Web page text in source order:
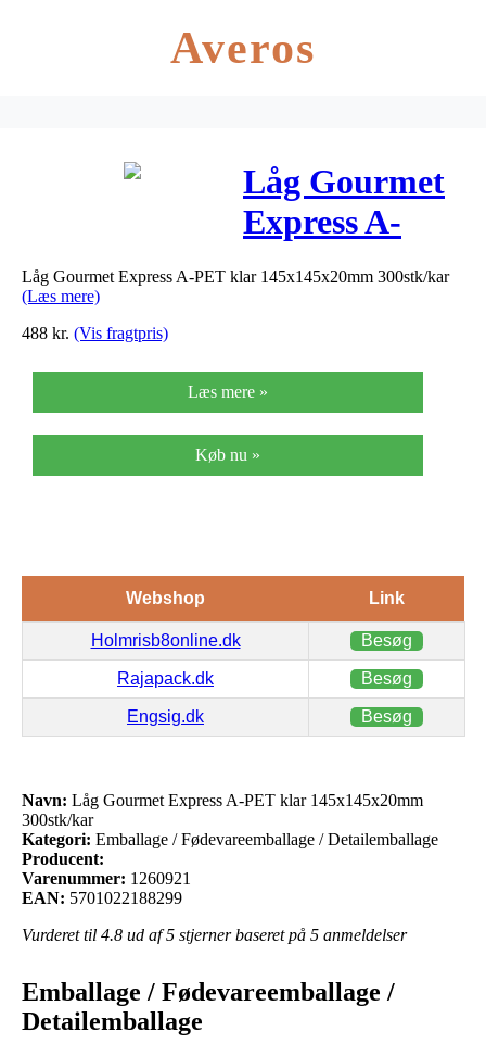
Averos
Låg Gourmet
Express A-
PET klar
Låg Gourmet Express A-PET klar 145x145x20mm 300stk/kar
(Læs mere)
488 kr. (Vis fragtpris)
Læs mere »
Køb nu »
Webshop Link
Holmrisb8online.dk Besøg
Rajapack.dk Besøg
Engsig.dk Besøg
Navn: Låg Gourmet Express A-PET klar 145x145x20mm
300stk/kar
Kategori: Emballage / Fødevareemballage / Detailemballage
Producent:
Varenummer: 1260921
EAN: 5701022188299
Vurderet til 4.8 ud af 5 stjerner baseret på 5 anmeldelser
Emballage / Fødevareemballage /
Detailemballage